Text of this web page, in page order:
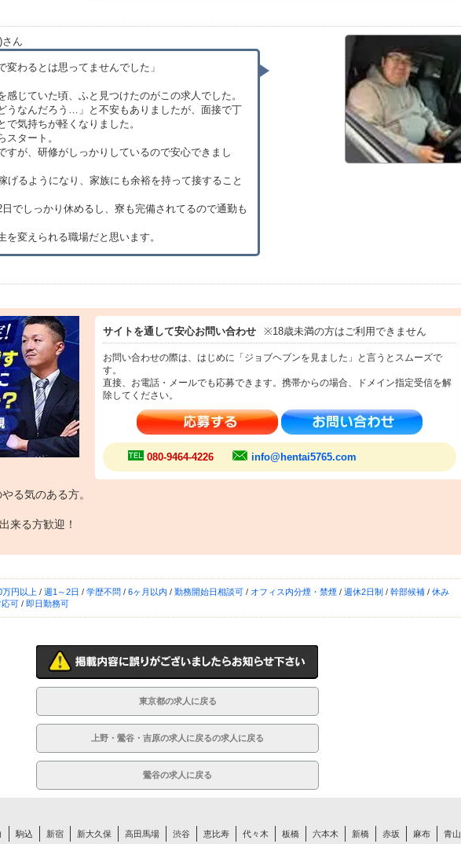
ん
変わるとは思ってませんでした」
感じていた頃、ふと見つけたのがこの求人でした。
うなんだろう…」と不安もありましたが、面接で丁
で気持ちが軽くなりました。
スタート。
すが、研修がしっかりしているので安心できまし
げるようになり、家族にも余裕を持って接すること
でしっかり休めるし、寮も完備されてるので通勤も
を変えられる職場だと思います。
サイトを通して安心お問い合わせ ※18歳未満の方はご利用できません
お問い合わせの際は、はじめに「ジョブヘブンを見ました」と言うとスムーズで
す。
直接、お電話・メールでも応募できます。携帯からの場合、ドメイン指定受信を解
除してください。
080-9464-4226 info@hentai5765.com
る気のある方。
来る方歓迎！
万円以上 / 週1～2日 / 学歴不問 / 6ヶ月以内 / 勤務開始日相談可 / オフィス内分煙・禁煙 / 週休2日制 / 幹部候補 / 休み
応可 / 即日勤務可
東京都の求人に戻る
上野・鶯谷・吉原の求人に戻るの求人に戻る
鶯谷の求人に戻る
駒込 新宿 新大久保 高田馬場 渋谷 恵比寿 代々木 板橋 六本木 新橋 赤坂 麻布 青山